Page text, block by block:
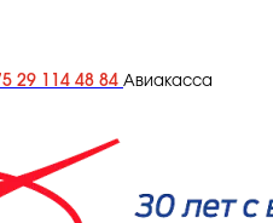
29 114 48 84 Авиакасса